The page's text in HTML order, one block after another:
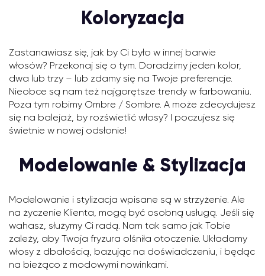
Koloryzacja
Zastanawiasz się, jak by Ci było w innej barwie
włosów? Przekonaj się o tym. Doradzimy jeden kolor,
dwa lub trzy – lub zdamy się na Twoje preferencje.
Nieobce są nam też najgorętsze trendy w farbowaniu.
Poza tym robimy Ombre / Sombre. A może zdecydujesz
się na balejaż, by rozświetlić włosy? I poczujesz się
świetnie w nowej odsłonie!
Modelowanie & Stylizacja
Modelowanie i stylizacja wpisane są w strzyżenie. Ale
na życzenie Klienta, mogą być osobną usługą. Jeśli się
wahasz, służymy Ci radą. Nam tak samo jak Tobie
zależy, aby Twoja fryzura olśniła otoczenie. Układamy
włosy z dbałością, bazując na doświadczeniu, i będąc
na bieżąco z modowymi nowinkami.